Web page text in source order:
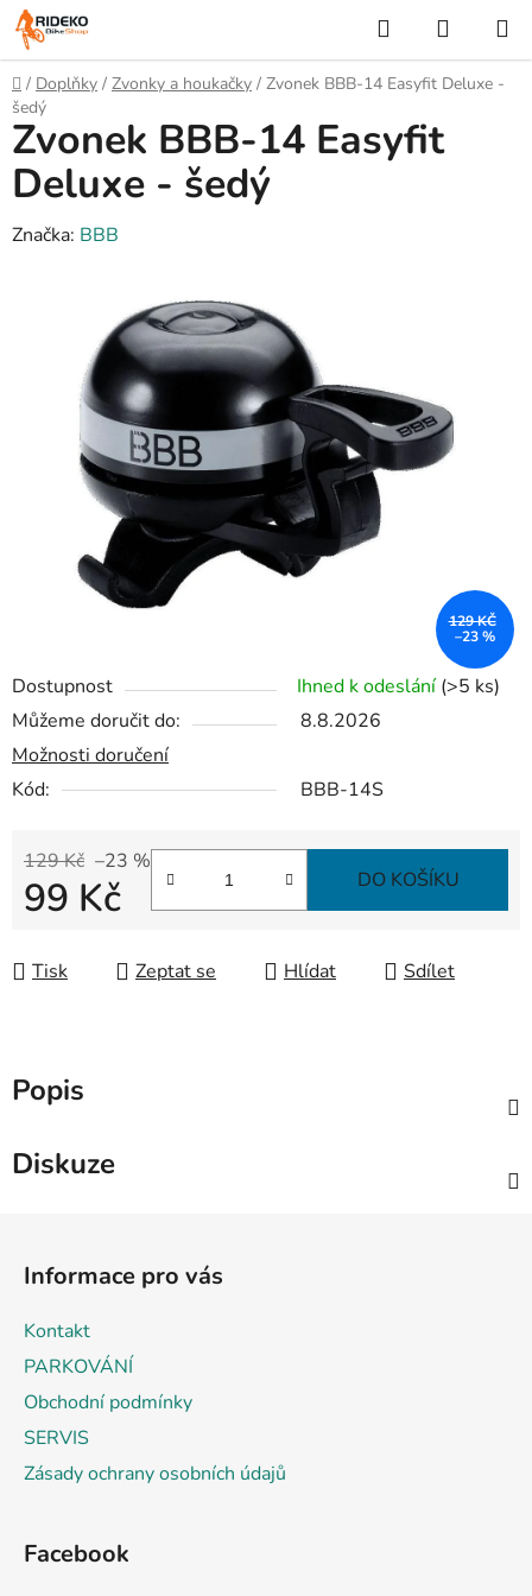
Přejít
na
obsah
Hledat
KOŠÍK
Domů
/ Doplňky / Zvonky a houkačky / Zvonek BBB-14 Easyfit Deluxe -
šedý
Dostupnost Ihned k odeslání (>5 ks)
Můžeme doručit do:
8.8.2026
Možnosti doručení
Kód:
BBB-14S
129 Kč –23 %
99 Kč DO KOŠÍKU
Tisk Zeptat se Hlídat Sdílet
Zvonek BBB-14 Easyfit
Deluxe - šedý
Značka: BBB
129 KČ
–23 %
Popis
Diskuze
Informace pro vás
Kontakt
PARKOVÁNÍ
Obchodní podmínky
SERVIS
Zásady ochrany osobních údajů
Facebook